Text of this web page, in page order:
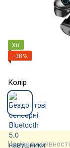
Хіт
−38%
Колір
Немає в наявності